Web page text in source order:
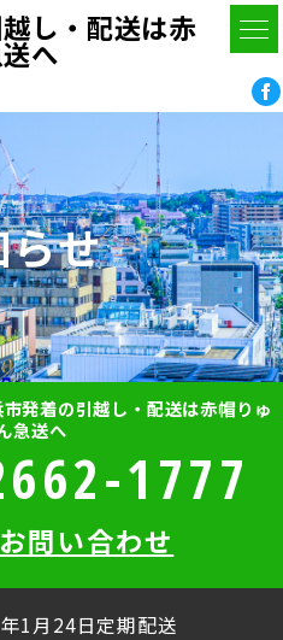
し・配送は赤
へ
せ
発着の引越し・配送は赤帽りゅ
急送へ
1777
問い合わせ
1月24日定期配送